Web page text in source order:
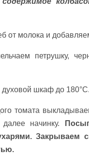
от молока и
петрушку,
духовой шкаф до 180°C.
томата
начинку.
Закрываем